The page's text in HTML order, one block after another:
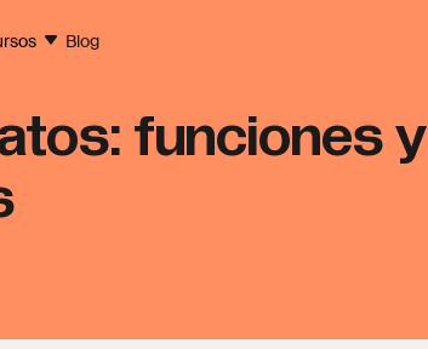
Blog
funciones y